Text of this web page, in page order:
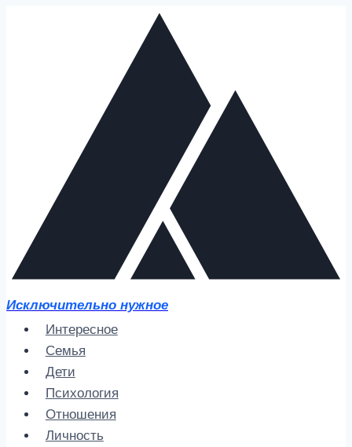
Исключительно нужное
Интересное
Семья
Дети
Психология
Отношения
Личность